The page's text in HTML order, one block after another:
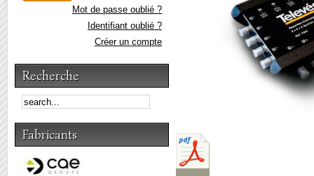
Mot de passe oublié ?
Identifiant oublié ?
Créer un compte
Recherche
Fabricants